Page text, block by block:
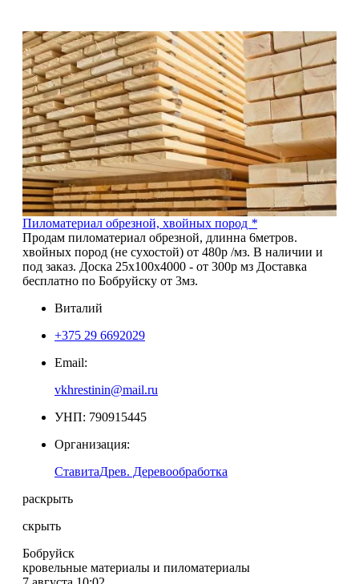
Пиломатериал обрезной, хвойных пород *
Продам пиломатериал обрезной, длинна 6метров.
хвойных пород (не сухостой) от 480р /мз. В наличии и
под заказ. Доска 25х100х4000 - от 300р мз Доставка
бесплатно по Бобруйску от 3мз.
Виталий
+375 29 6692029
Email:
vkhrestinin@mail.ru
УНП: 790915445
Организация:
СтавитаДрев. Деревообработка
раскрыть
скрыть
Бобруйск
кровельные материалы и пиломатериалы